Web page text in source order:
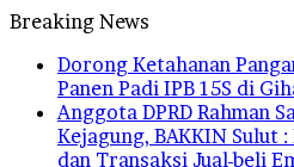
Breaking News
Dorong Ketahanan
Panen Padi IPB 15S di
Anggota DPRD Rahman
Kejagung, BAKKIN Sulut
dan Transaksi Jual-beli